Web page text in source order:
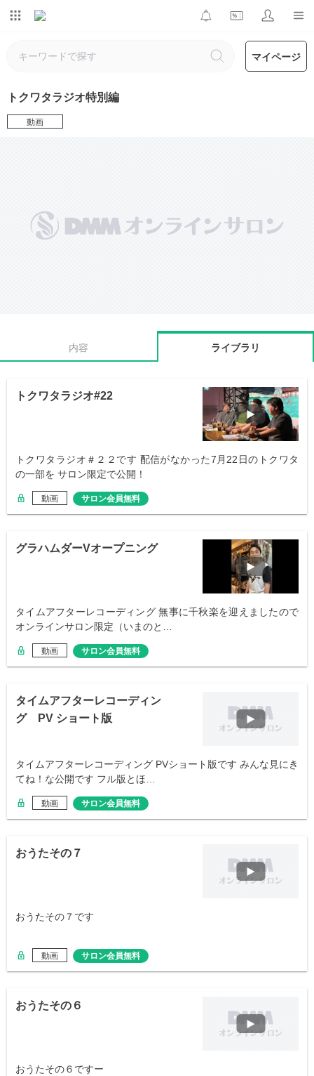
マイページ
トクワタラジオ特別編
動画
内容 ライブラリ
トクワタラジオ#22
トクワタラジオ＃２２です 配信がなかった7月22日のトクワタ
の一部を サロン限定で公開！
動画 サロン会員無料
グラハムダーVオープニング
タイムアフターレコーディング 無事に千秋楽を迎えましたので
オンラインサロン限定（いまのと…
動画 サロン会員無料
タイムアフターレコーディン
グ PV ショート版
タイムアフターレコーディング PVショート版です みんな見にき
てね！な公開です フル版とほ…
動画 サロン会員無料
おうたその７
おうたその７です
動画 サロン会員無料
おうたその６
おうたその６ですー